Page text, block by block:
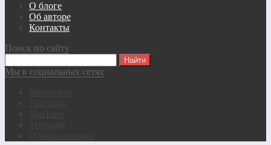
О блоге
Об авторе
Контакты
Поиск по сайту
Мы в социальных сетях